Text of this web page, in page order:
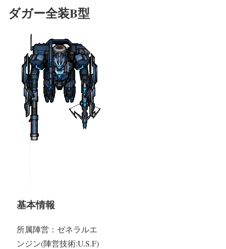
ダガー全装B型
基本情報
所属陣営：ゼネラルエ
ンジン(陣営技術:U.S.F)